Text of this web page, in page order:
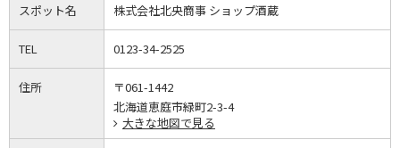
スポット名 株式会社北央商事 ショップ酒蔵
TEL 0123-34-2525
住所
〒061-1442
北海道恵庭市緑町2-3-4
大きな地図で見る